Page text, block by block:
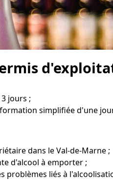
jours ;
simplifiée d'une
dans le Val-de-Marne ;
d'alcool à emporter ;
liés à